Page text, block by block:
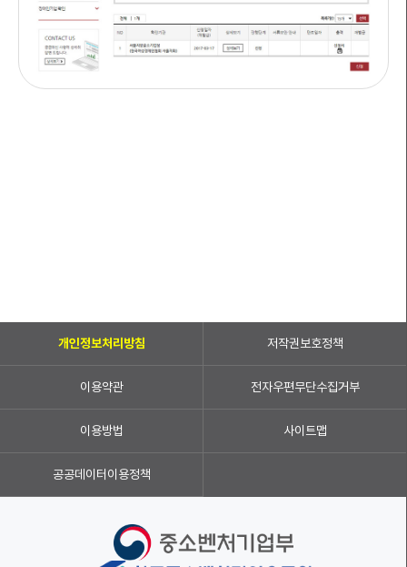
개인정보처리방침 저작권보호정책
이용약관 전자우편무단수집거부
이용방법 사이트맵
공공데이터이용정책